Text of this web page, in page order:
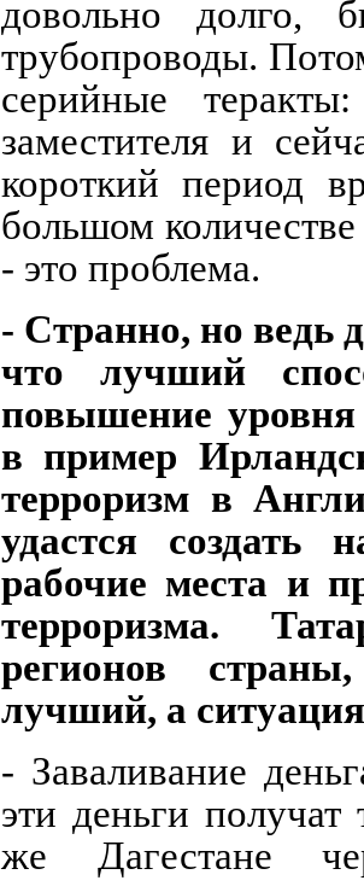
довольно долго,
трубопроводы.
серийные
заместителя и
короткий период
большом
- это проблема.
- Странно, но ведь
что лучший
повышение
в пример
терроризм в
удастся создать
рабочие места и
терроризма.
регионов
лучший, а
- Заваливание
эти деньги
же Дагестане